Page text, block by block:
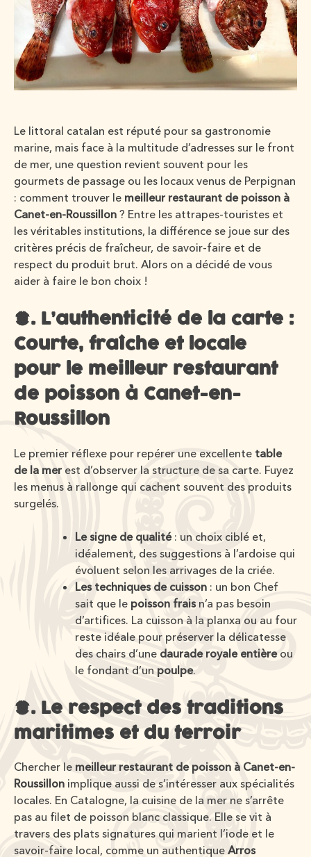
Le littoral catalan est réputé pour sa gastronomie
marine, mais face à la multitude d’adresses sur le front
de mer, une question revient souvent pour les
gourmets de passage ou les locaux venus de Perpignan
: comment trouver le meilleur restaurant de poisson à
Canet-en-Roussillon ? Entre les attrapes-touristes et
les véritables institutions, la différence se joue sur des
critères précis de fraîcheur, de savoir-faire et de
respect du produit brut. Alors on a décidé de vous
aider à faire le bon choix !
1. L’authenticité de la carte :
Courte, fraîche et locale
pour le meilleur restaurant
de poisson à Canet-en-
Roussillon
Le premier réflexe pour repérer une excellente table
de la mer est d’observer la structure de sa carte. Fuyez
les menus à rallonge qui cachent souvent des produits
surgelés.
Le signe de qualité: un choix ciblé et,
idéalement, des suggestions à l’ardoise qui
évoluent selon les arrivages de la criée.
Les techniques de cuisson : un bon Chef
sait que le poisson fraisn’a pas besoin
d’artifices. La cuisson à la planxa ou au four
reste idéale pour préserver la délicatesse
des chairs d’une daurade royale entièreou
le fondant d’un poulpe.
2. Le respect des traditions
maritimes et du terroir
Chercher le meilleur restaurant de poisson à Canet-en-
Roussillon implique aussi de s’intéresser aux spécialités
locales. En Catalogne, la cuisine de la mer ne s’arrête
pas au filet de poisson blanc classique. Elle se vit à
travers des plats signatures qui marient l’iode et le
savoir-faire local, comme un authentique Arros